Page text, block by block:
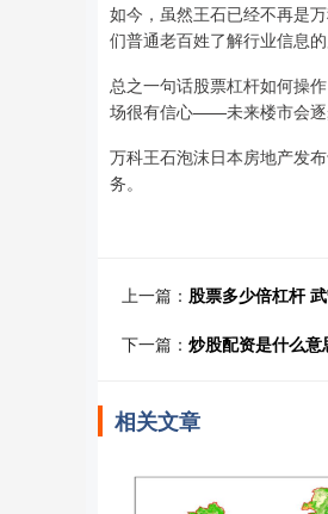
如今，虽然王石已经不再是
们普通老百姓了解行业信息的
总之一句话股票杠杆如何操
场很有信心——未来楼市会逐
万科王石泡沫日本房地产发
务。
上一篇： 股票多少倍杠杆
下一篇： 炒股配资是什么
相关文章